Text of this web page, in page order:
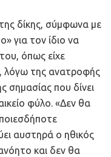
δίκης, σύμφωνα με
για τον ίδιο να
όπως είχε
λόγω της ανατροφής
σημασίας που δίνει
φύλο. «Δεν θα
αυστηρά ο ηθικός
και δεν θα